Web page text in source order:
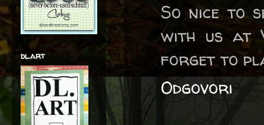
So nice to
with us at
forget to
Odgovori
dl.art